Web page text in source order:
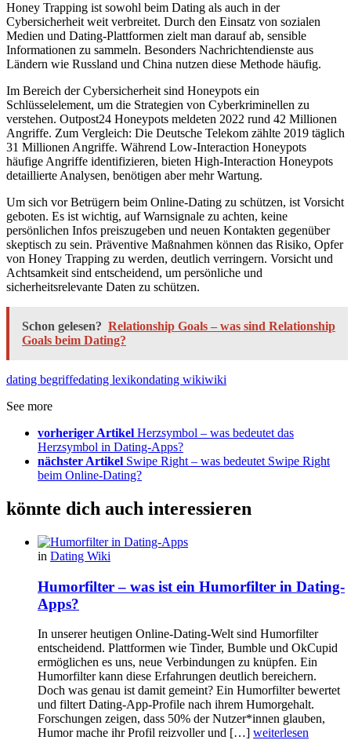
Honey Trapping ist sowohl beim Dating als auch in der
Cybersicherheit weit verbreitet. Durch den Einsatz von sozialen
Medien und Dating-Plattformen zielt man darauf ab, sensible
Informationen zu sammeln. Besonders Nachrichtendienste aus
Ländern wie Russland und China nutzen diese Methode häufig.
Im Bereich der Cybersicherheit sind Honeypots ein
Schlüsselelement, um die Strategien von Cyberkriminellen zu
verstehen. Outpost24 Honeypots meldeten 2022 rund 42 Millionen
Angriffe. Zum Vergleich: Die Deutsche Telekom zählte 2019 täglich
31 Millionen Angriffe. Während Low-Interaction Honeypots
häufige Angriffe identifizieren, bieten High-Interaction Honeypots
detaillierte Analysen, benötigen aber mehr Wartung.
Um sich vor Betrügern beim Online-Dating zu schützen, ist Vorsicht
geboten. Es ist wichtig, auf Warnsignale zu achten, keine
persönlichen Infos preiszugeben und neuen Kontakten gegenüber
skeptisch zu sein. Präventive Maßnahmen können das Risiko, Opfer
von Honey Trapping zu werden, deutlich verringern. Vorsicht und
Achtsamkeit sind entscheidend, um persönliche und
sicherheitsrelevante Daten zu schützen.
Schon gelesen? Relationship Goals – was sind Relationship
Goals beim Dating?
dating begriffedating lexikondating wikiwiki
See more
vorheriger Artikel Herzsymbol – was bedeutet das
Herzsymbol in Dating-Apps?
nächster Artikel Swipe Right – was bedeutet Swipe Right
beim Online-Dating?
könnte dich auch interessieren
in Dating Wiki
Humorfilter – was ist ein Humorfilter in Dating-
Apps?
In unserer heutigen Online-Dating-Welt sind Humorfilter
entscheidend. Plattformen wie Tinder, Bumble und OkCupid
ermöglichen es uns, neue Verbindungen zu knüpfen. Ein
Humorfilter kann diese Erfahrungen deutlich bereichern.
Doch was genau ist damit gemeint? Ein Humorfilter bewertet
und filtert Dating-App-Profile nach ihrem Humorgehalt.
Forschungen zeigen, dass 50% der Nutzer*innen glauben,
Humor mache ihr Profil reizvoller und […] weiterlesen